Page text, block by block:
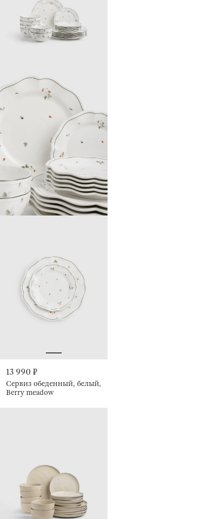
13 990 ₽
Сервиз обеденный, белый,
Berry meadow